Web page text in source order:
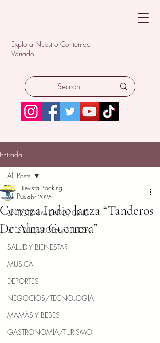
Explora Nuestro Contenido
Variado
Entrada
All Posts
ENTRETENIMIENTO/CINE
LIFESTYLE/MODA/BELLEZA
SALUD Y BIENESTAR
MÚSICA
DEPORTES
NEGOCIOS/TECNOLOGÍA
MAMÁS Y BEBÉS
GASTRONOMÍA/TURISMO
All Posts
Cerveza Indio lanza “Tanderos
De Alma Guerrera”
Revista Booking
1 abr 2025